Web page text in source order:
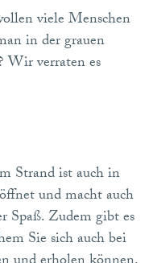
viele Menschen
in der grauen
Wir verraten es
Strand ist auch in
und macht auch
Spaß. Zudem gibt es
Sie sich auch bei